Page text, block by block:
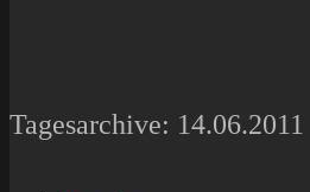
Tagesarchive: 14.06.2011